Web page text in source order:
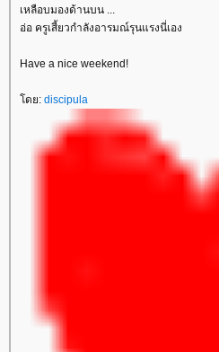
เหลือบมองด้านบน ...
อ่อ ครูเสี้ยวกำลังอารมณ์รุนแรงนี่เอง
Have a nice weekend!
ดย: discipula